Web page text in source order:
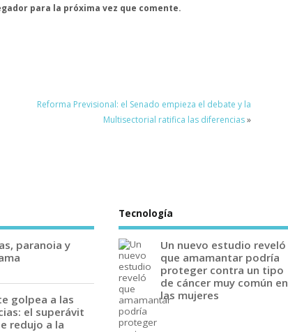
para la próxima vez que comente.
Reforma Previsional: el Senado empieza el debate y la
Multisectorial ratifica las diferencias»
paranoia y
golpea a las
el superávit
redujo a la
Tecnología
Un nuevo estudio reveló
que amamantar podría
proteger contra un tipo
de cáncer muy común en
las mujeres